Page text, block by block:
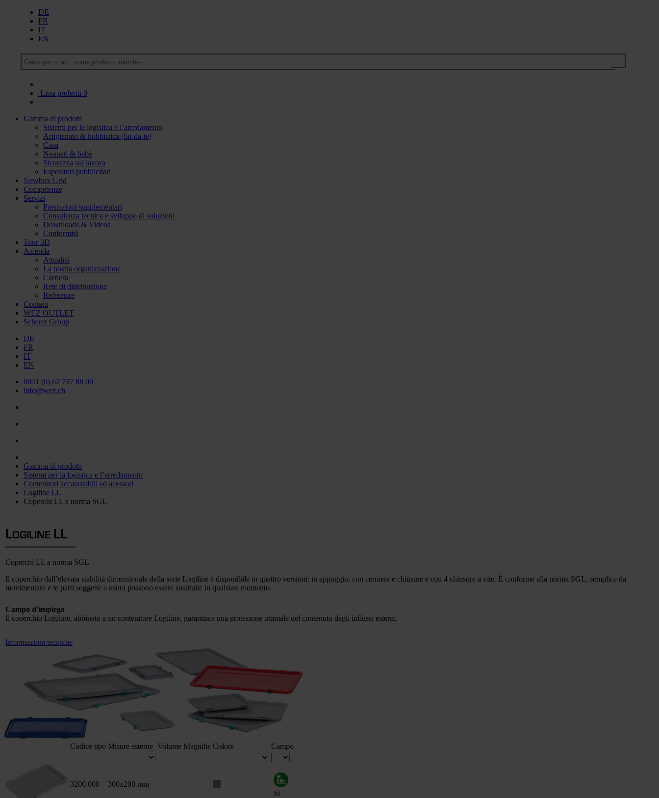
DE
FR
IT
EN
Lista preferiti 0
Gamma di prodotti
Sistemi per la logistica e l’arredamento
Artigianato & hobbistica (fai-da-te)
Casa
Neonati & bebè
Sicurezza sul lavoro
Espositori pubblicitari
Newbox Grid
Competenze
Servizi
Prestazioni supplementari
Consulenza tecnica e sviluppo di soluzioni
Downloads & Videos
Conformità
Tour 3D
Azienda
Attualità
La nostra organizzazione
Carriera
Rete di distribuzione
Referenze
Contatti
WEZ OUTLET
Scherer Group
DE
FR
IT
EN
0041 (0) 62 737 88 00
info@wez.ch
Gamma di prodotti
Sistemi per la logistica e l’arredamento
Contenitori accatastabili ed acessori
Logiline LL
Coperchi LL a norma SGL
LOGILINE LL
Coperchi LL a norma SGL
Il coperchio dall’elevata stabilità dimensionale della serie Logiline è disponibile in quattro versioni: in appoggio, con cerniere e chiusure e con 4 chiusure a vite. È conforme alla norma SGL, semplice da
movimentare e le parti soggette a usura possono essere sostituite in qualsiasi momento.
Campo d’impiego
Il coperchio Logiline, abbinato a un contenitore Logiline, garantisce una protezione ottimale del contenuto dagli influssi esterni.
Informazioni tecniche
Codice tipo Misure esterne Volume Magnilie Colore Campo
3200.000
300x200 mm
Si